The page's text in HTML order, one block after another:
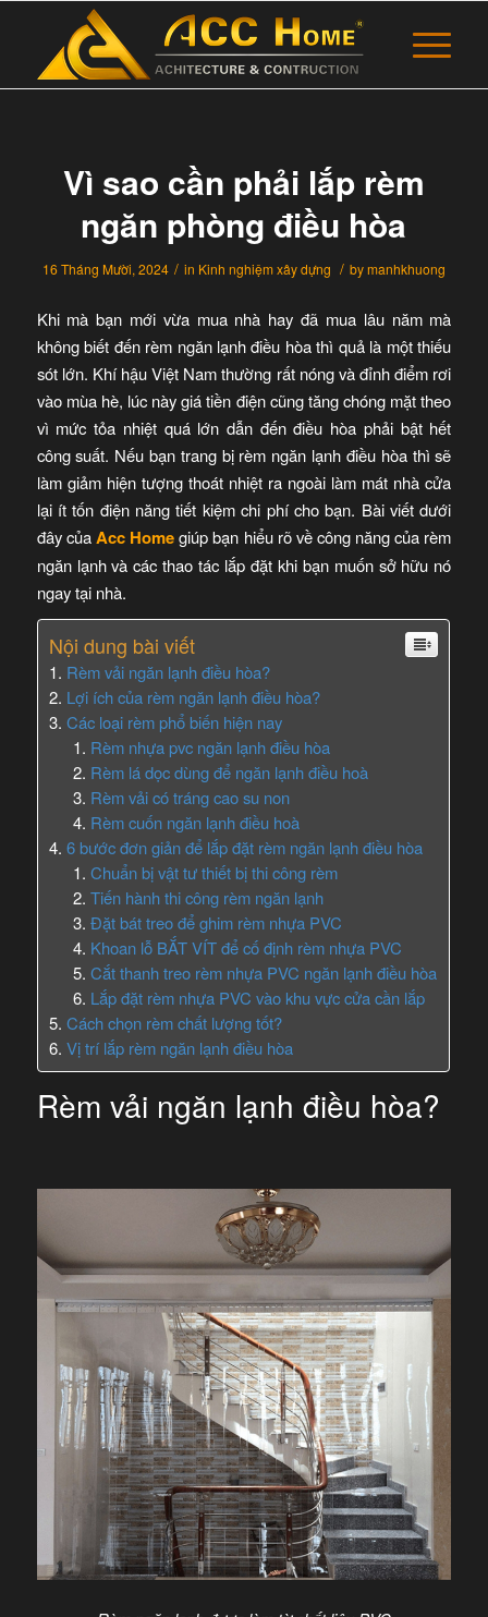
Vì sao cần phải lắp rèm
ngăn phòng điều hòa
16 Tháng Mười, 2024 / in Kinh nghiệm xây dựng / bymanhkhuong
Khi mà bạn mới vừa mua nhà hay đã mua lâu năm mà
không biết đến rèm ngăn lạnh điều hòa thì quả là một thiếu
sót lớn. Khí hậu Việt Nam thường rất nóng và đỉnh điểm rơi
vào mùa hè, lúc này giá tiền điện cũng tăng chóng mặt theo
vì mức tỏa nhiệt quá lớn dẫn đến điều hòa phải bật hết
công suất. Nếu bạn trang bị rèm ngăn lạnh điều hòa thì sẽ
làm giảm hiện tượng thoát nhiệt ra ngoài làm mát nhà cửa
lại ít tốn điện năng tiết kiệm chi phí cho bạn. Bài viết dưới
đây củaAcc Homegiúp bạn hiểu rõ về công năng của rèm
ngăn lạnh và các thao tác lắp đặt khi bạn muốn sở hữu nó
ngay tại nhà.
Nội dung bài viết
Rèm vải ngăn lạnh điều hòa?
Lợi ích của rèm ngăn lạnh điều hòa?
Các loại rèm phổ biến hiện nay
Rèm nhựa pvc ngăn lạnh điều hòa
Rèm lá dọc dùng để ngăn lạnh điều hoà
Rèm vải có tráng cao su non
Rèm cuốn ngăn lạnh điều hoà
6 bước đơn giản để lắp đặt rèm ngăn lạnh điều hòa
Chuẩn bị vật tư thiết bị thi công rèm
Tiến hành thi công rèm ngăn lạnh
Đặt bát treo để ghim rèm nhựa PVC
Khoan lỗ BẮT VÍT để cố định rèm nhựa PVC
Cắt thanh treo rèm nhựa PVC ngăn lạnh điều hòa
Lắp đặt rèm nhựa PVC vào khu vực cửa cần lắp
Cách chọn rèm chất lượng tốt?
Vị trí lắp rèm ngăn lạnh điều hòa
Rèm vải ngăn lạnh điều hòa?